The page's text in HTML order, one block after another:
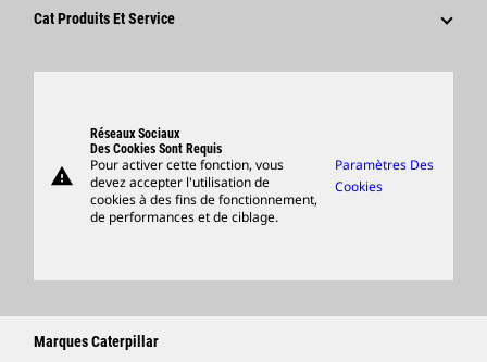
Innovation
Fournisseurs
Cat Produits Et Service
Support
Merchandise
Rechercher Un Concessionnaire
warning
Réseaux Sociaux
Des Cookies Sont Requis
Pour activer cette fonction, vous
devez accepter l'utilisation de
cookies à des fins de fonctionnement,
de performances et de ciblage.
Paramètres Des
Cookies
Marques Caterpillar